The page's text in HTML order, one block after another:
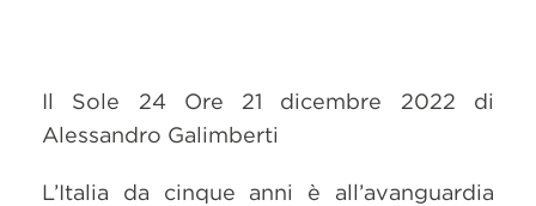
Il Sole 24 Ore 21 dicembre 2022 di
Alessandro Galimberti
L’Italia da cinque anni è all’avanguardia